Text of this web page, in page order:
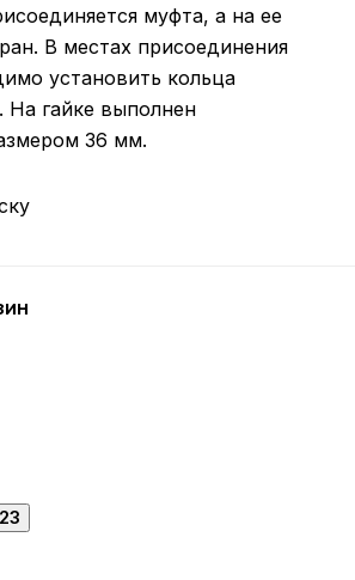
муфта, а на ее
В местах присоединения
установить кольца
На гайке выполнен
36 мм.